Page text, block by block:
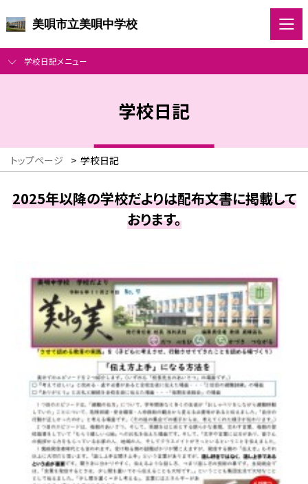
美唄市立美唄中学校
学校日記メニュー
学校日記
トップページ > 学校日記
2025年以降の学校だよりは配布文書に掲載して
おります。